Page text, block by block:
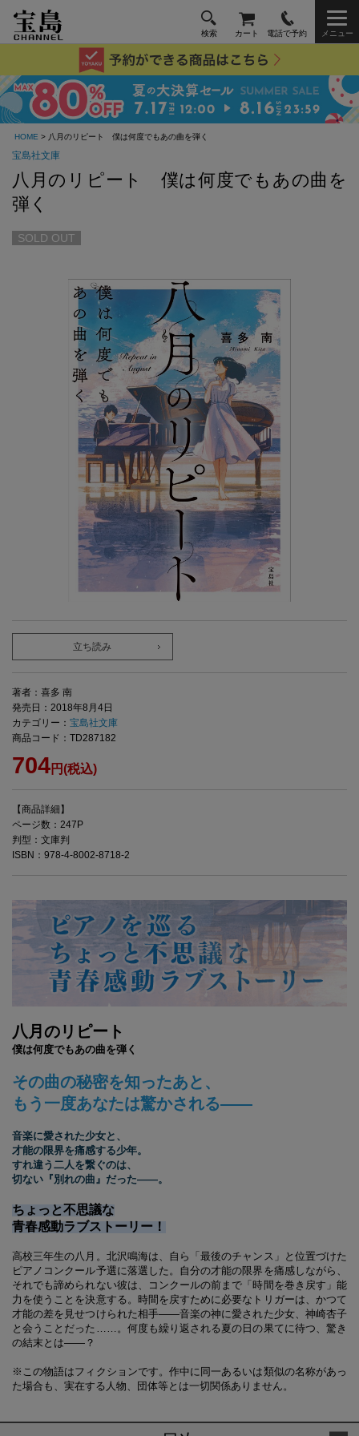
検索 カート 電話で予約 メニュー
HOME > 八月のリピート 僕は何度でもあの曲を弾く
宝島社文庫
八月のリピート 僕は何度でもあの曲を
弾く
SOLD OUT
立ち読み
著者：喜多 南
発売日：2018年8月4日
カテゴリー： 宝島社文庫
商品コード：TD287182
704円(税込)
【商品詳細】
ページ数：247P
判型：文庫判
ISBN：978-4-8002-8718-2
八月のリピート
僕は何度でもあの曲を弾く
その曲の秘密を知ったあと、
もう一度あなたは驚かされる――
音楽に愛された少女と、
才能の限界を痛感する少年。
すれ違う二人を繋ぐのは、
切ない『別れの曲』だった――。
ちょっと不思議な
青春感動ラブストーリー！
高校三年生の八月。北沢鳴海は、自ら「最後のチャンス」と位置づけた
ピアノコンクール予選に落選した。自分の才能の限界を痛感しながら、
それでも諦められない彼は、コンクールの前まで「時間を巻き戻す」能
力を使うことを決意する。時間を戻すために必要なトリガーは、かつて
才能の差を見せつけられた相手――音楽の神に愛された少女、神崎杏子
と会うことだった……。何度も繰り返される夏の日の果てに待つ、驚き
の結末とは――？
※この物語はフィクションです。作中に同一あるいは類似の名称があっ
た場合も、実在する人物、団体等とは一切関係ありません。